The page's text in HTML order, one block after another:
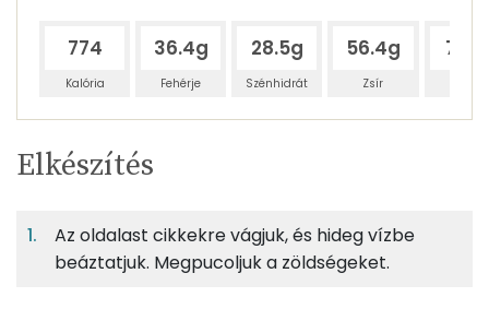
774
Kalória
36.4g
Fehérje
28.5g
Szénhidrát
56.4g
Zsír
Egy
adagban
4%
Fehérje
3%
Szénhidrát
7%
Zsír
TÁPANYAGTARTALOM
Egy
adagban
4
adagban
100
grammban
Elkészítés
Az oldalast cikkekre vágjuk, és hideg vízbe
beáztatjuk. Megpucoljuk a zöldségeket.